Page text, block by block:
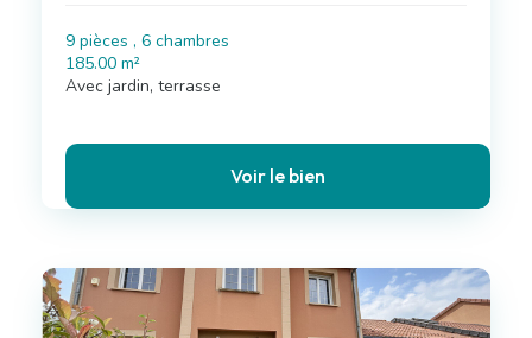
9 pièces , 6 chambres
185.00 m²
Avec jardin, terrasse
Voir le bien